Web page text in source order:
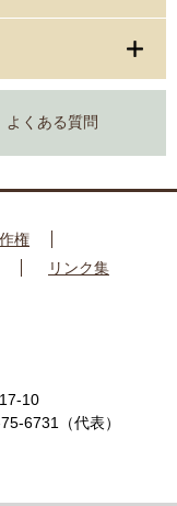
よくある質問
権
リンク集
10
6731（代表）